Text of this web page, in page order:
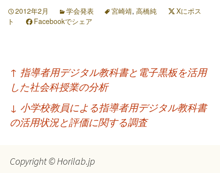
2012年2月 学会発表 宮崎靖, 高橋純
Xにポス
ト
Facebookでシェア
投
稿
ナ
ビ
ー
↑ 指導者用デジタル教科書と電子黒板を活用
した社会科授業の分析
↓ 小学校教員による指導者用デジタル教科書
の活用状況と評価に関する調査
Copyright © Horilab.jp